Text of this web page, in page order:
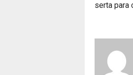
serta para